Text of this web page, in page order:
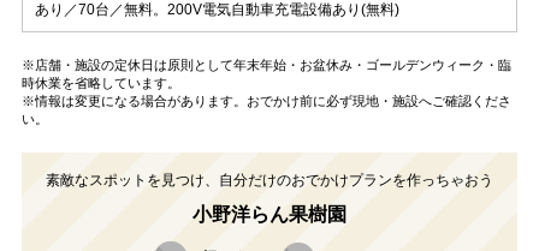
あり／70台／無料。200V電気自動車充電設備あり(無料)
※店舗・施設の定休日は原則として年末年始・お盆休み・ゴールデンウィーク・臨
時休業を省略しています。
※情報は変更になる場合があります。おでかけ前に必ず現地・施設へご確認くださ
い。
素敵なスポットを見つけ、自分だけのおでかけプランを作っちゃおう
小野洋らん果樹園